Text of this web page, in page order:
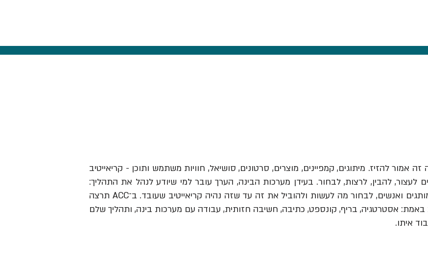
זה אמור להזיז. מיתוגים, קמפיינים, מוצרים, סרטונים, סושיאל, חוויות משתמש ותוכן - קריאייטיב
לעצור, להבין, לרצות, לבחור. בעידן מערכות הבינה, הערך עובר למי שיודע לנהל את התהליך:
לזהות תובנה, לבנות בריף וכיוון, להבין מותגים ואנשים, לבחור מה לעשות ולהוביל את זה עד שזה נהיה קריאייטיב שעובד. ב־ACC תרצה
באמת: אסטרטגיה, בריף, קונספט, כתיבה, חשיבה חזותית, עבודה עם מערכות בינה, ותהליך שלם
איתו.